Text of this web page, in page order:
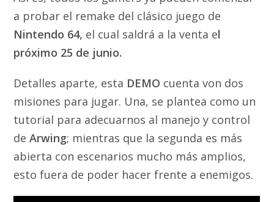
a probar el remake del clásico juego de
Nintendo 64, el cual saldrá a la venta el
próximo 25 de junio.
Detalles aparte, esta DEMO cuenta von dos
misiones para jugar. Una, se plantea como un
tutorial para adecuarnos al manejo y control
deArwing; mientras que la segunda es más
abierta con escenarios mucho más amplios,
esto fuera de poder hacer frente a enemigos.